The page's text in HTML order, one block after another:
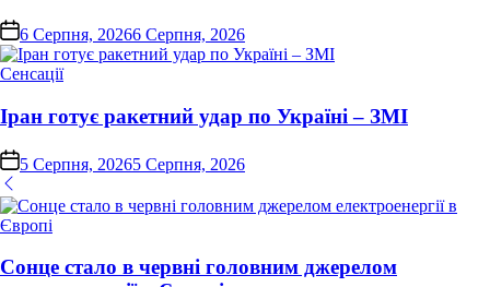
on6 Серпня, 20266 Серпня, 2026
Опублікувати
Сенсації
Іран готує ракетний удар по Україні – ЗМІ
on 5 Серпня, 20265 Серпня, 2026
Сонце стало в червні головним джерелом